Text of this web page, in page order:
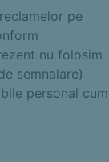
pe
nu folosim
semnalare)
personal cum